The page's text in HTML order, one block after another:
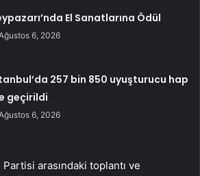
El Sanatlarına Ödül
6, 2026
257 bin 850 uyuşturucu hap
geçirildi
6, 2026
arasındaki toplantı ve